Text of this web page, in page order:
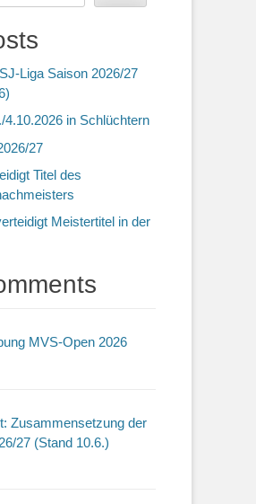
Liga Saison 2026/27
4.10.2026 in Schlüchtern
27
Titel des
Meistertitel in der
MVS-Open 2026
Zusammensetzung der
27 (Stand 10.6.)